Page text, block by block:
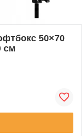
50×70
см